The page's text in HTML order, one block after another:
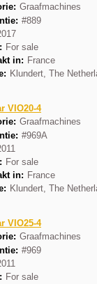
Graafmachines
#889
For sale
in: France
Klundert, The
VIO20-4
Graafmachines
#969A
For sale
in: France
Klundert, The
VIO25-4
Graafmachines
#969
For sale